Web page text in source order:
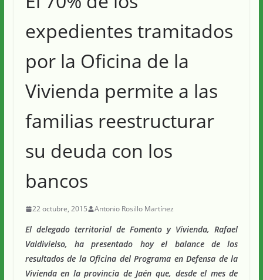
expedientes tramitados
por la Oficina de la
Vivienda permite a las
familias reestructurar
su deuda con los
bancos
22 octubre, 2015 Antonio Rosillo Martínez
El delegado territorial de Fomento y Vivienda, Rafael
Valdivielso, ha presentado hoy el balance de los
resultados de la Oficina del Programa en Defensa de la
Vivienda en la provincia de Jaén que, desde el mes de